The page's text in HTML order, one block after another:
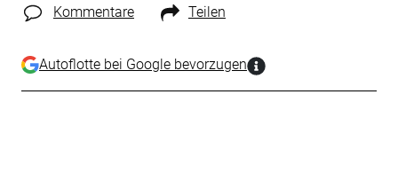
Kommentare Teilen
Autoflotte bei Google bevorzugen